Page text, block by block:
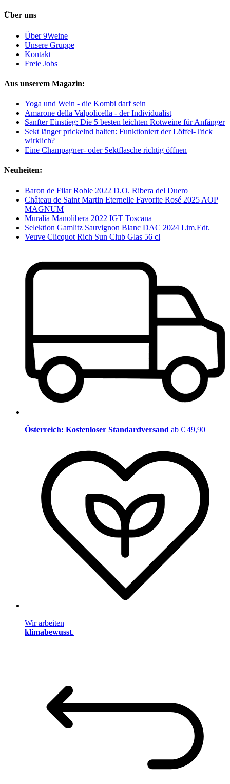
Über uns
Über 9Weine
Unsere Gruppe
Kontakt
Freie Jobs
Aus unserem Magazin:
Yoga und Wein - die Kombi darf sein
Amarone della Valpolicella - der Individualist
Sanfter Einstieg: Die 5 besten leichten Rotweine für Anfänger
Sekt länger prickelnd halten: Funktioniert der Löffel-Trick
wirklich?
Eine Champagner- oder Sektflasche richtig öffnen
Neuheiten:
Baron de Filar Roble 2022 D.O. Ribera del Duero
Château de Saint Martin Eternelle Favorite Rosé 2025 AOP
MAGNUM
Muralia Manolibera 2022 IGT Toscana
Selektion Gamlitz Sauvignon Blanc DAC 2024 Lim.Edt.
Veuve Clicquot Rich Sun Club Glas 56 cl
Österreich: Kostenloser Standardversand ab € 49,90
Wir arbeiten
klimabewusst.